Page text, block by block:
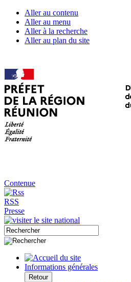
Aller au contenu
Aller au menu
Aller à la recherche
Aller au plan du site
Contenue
RSS
Presse
Informations générales
Retour